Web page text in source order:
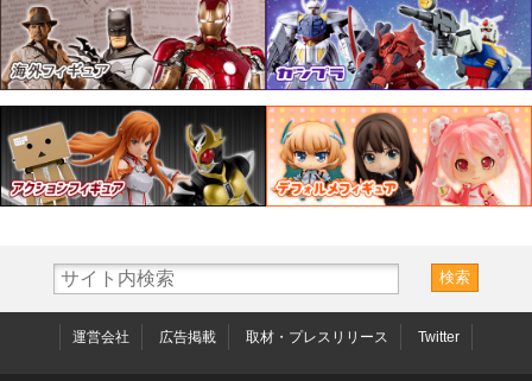
運営会社 広告掲載 取材・プレスリリース Twitter